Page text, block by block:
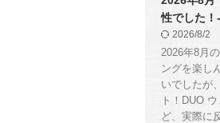
性でした
2026/8/2
2026年8月
ングを楽し
いでしたが
ト！DUO
ど、実際に